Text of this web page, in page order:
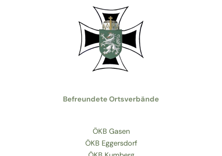
Befreundete Ortsverbände
ÖKB Gasen
ÖKB Eggersdorf